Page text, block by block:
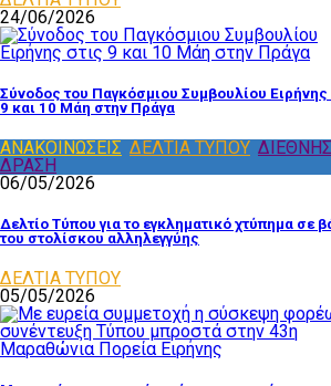
24/06/2026
Σύνοδος του Παγκόσμιου Συμβουλίου Ειρήνης
9 και 10 Μάη στην Πράγα
ΑΝΑΚΟΙΝΩΣΕΙΣ ΔΕΛΤΙΑ ΤΥΠΟΥ ΔΙΕΘΝΗΣ
ΔΡΑΣΗ
06/05/2026
Δελτίο Τύπου για το εγκληματικό χτύπημα σε
του στολίσκου αλληλεγγύης
ΔΕΛΤΙΑ ΤΥΠΟΥ
05/05/2026